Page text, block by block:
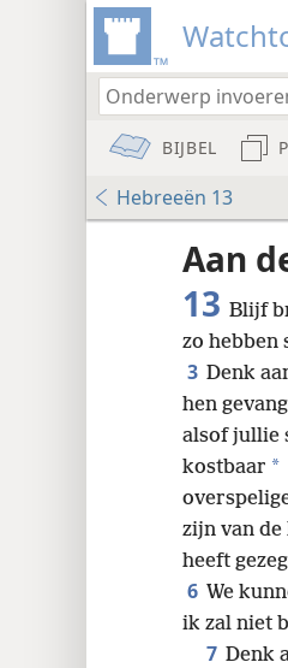
BIJBEL
Hebreeën 13
Aan
13 Blijf
zo hebben
3 Denk
hen
alsof jullie
kostbaar *
zijn van
heeft
6 We
ik zal niet
7 Denk